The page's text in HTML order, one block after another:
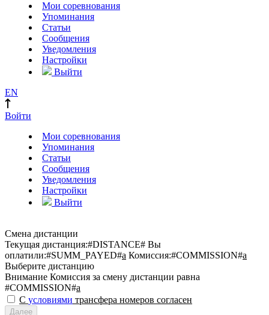
Мои соревнования
Упоминания
Статьи
Сообщения
Уведомления
Настройки
Выйти
EN
Войти
Мои соревнования
Упоминания
Статьи
Сообщения
Уведомления
Настройки
Выйти
Смена дистанции
Текущая дистанция:#DISTANCE# Вы
оплатили:#SUMM_PAYED#a Комиссия:#COMMISSION#a
Выберите дистанцию
Внимание Комиссия за смену дистанции равна
#COMMISSION#a
С условиями трансфера номеров согласен
Далее